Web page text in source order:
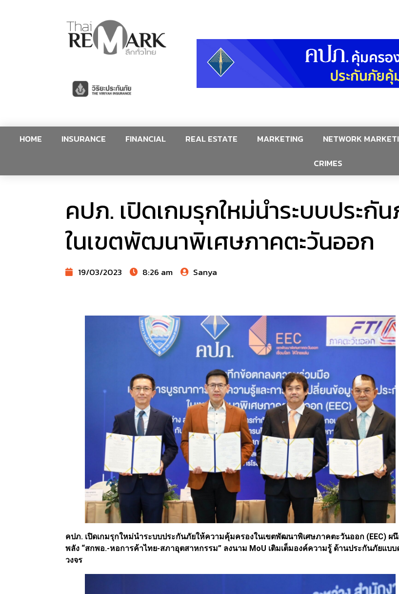
HOME INSURANCE FINANCIAL REAL ESTATE MARKETING NETWORK
CRIMES
คปภ. เปิดเกมรุกใหม่นำระบบประกั
ในเขตพัฒนาพิเศษภาคตะวันออก
19/03/2023 8:26 am Sanya
คปภ. เปิดเกมรุกใหม่นำระบบประกันภัยให้ความคุ้มครองในเขตพัฒนาพิเศษภาคตะวันออก (EEC) ผ
พลัง “สกพอ.-หอการค้าไทย-สภาอุตสาหกรรม” ลงนาม MoU เติมเต็มองค์ความรู้ ด้านประกันภัยแบบ
วงจร